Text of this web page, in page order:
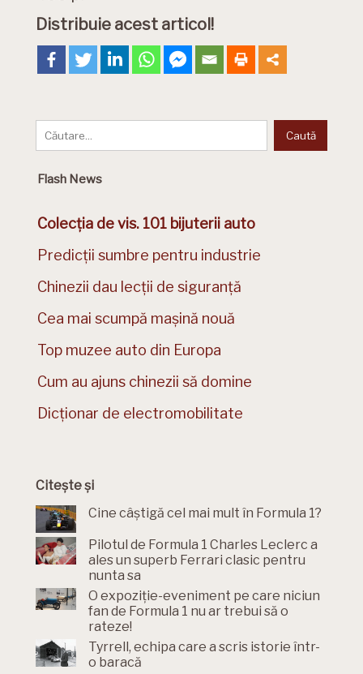
Distribuie acest articol!
Flash News
Colecția de vis. 101 bijuterii auto
Predicții sumbre pentru industrie
Chinezii dau lecții de siguranță
Cea mai scumpă mașină nouă
Top muzee auto din Europa
Cum au ajuns chinezii să domine
Dicționar de electromobilitate
Citește și
Cine câștigă cel mai mult în Formula 1?
Pilotul de Formula 1 Charles Leclerc a
ales un superb Ferrari clasic pentru
nunta sa
O expoziție-eveniment pe care niciun
fan de Formula 1 nu ar trebui să o
rateze!
Tyrrell, echipa care a scris istorie într-
o baracă